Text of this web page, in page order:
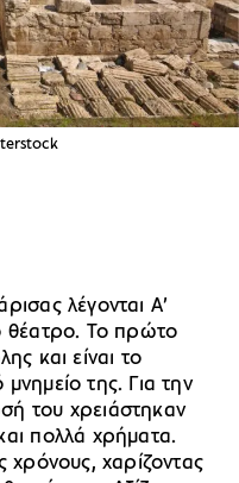
λέγονται Α’
θέατρο. Το πρώτο
και είναι το
της. Για την
του χρειάστηκαν
πολλά χρήματα.
χρόνους, χαρίζοντας